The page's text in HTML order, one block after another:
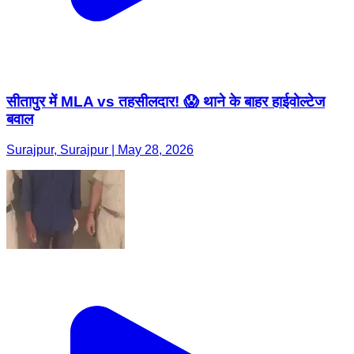
सीतापुर में MLA vs तहसीलदार! 😱 थाने के बाहर हाईवोल्टेज